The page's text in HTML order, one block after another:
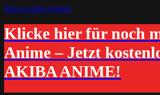
Skip to main content
Klicke hier für noch
Anime – Jetzt
AKIBA ANIME!